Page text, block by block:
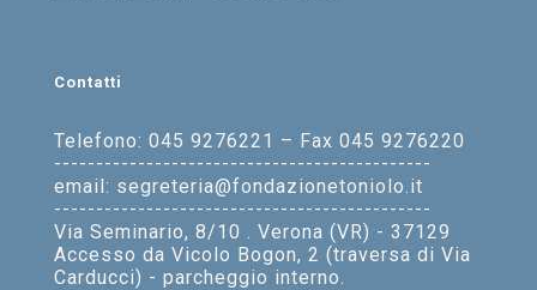
Contatti
Telefono: 045 9276221 – Fax 045 9276220
---------------------------------------------
email: segreteria@fondazionetoniolo.it
---------------------------------------------
Via Seminario, 8/10 . Verona (VR) - 37129
Accesso da Vicolo Bogon, 2 (traversa di Via
Carducci) - parcheggio interno.